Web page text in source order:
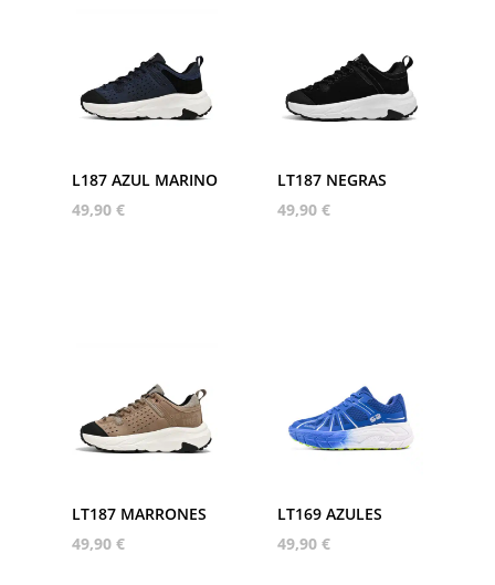
L187 AZUL MARINO
49,90 €
LT187 NEGRAS
49,90€
LT187 MARRONES
49,90 €
LT169 AZULES
49,90€